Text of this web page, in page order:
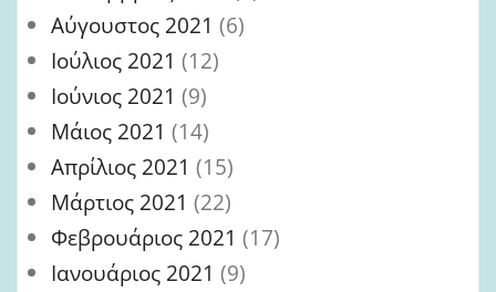
Αύγουστος 2021 (6)
Ιούλιος 2021 (12)
Ιούνιος 2021 (9)
Μάιος 2021 (14)
Απρίλιος 2021 (15)
Μάρτιος 2021 (22)
Φεβρουάριος 2021 (17)
Ιανουάριος 2021 (9)